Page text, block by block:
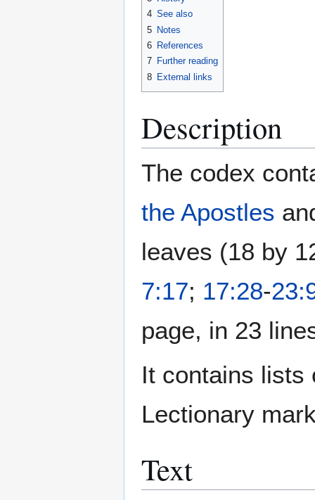
4 See also
5 Notes
6 References
7 Further reading
8 External links
Description
The codex
the Apostles
leaves (18 by
7:17; 17:28-
page, in 23
It contains lists
Lectionary
Text